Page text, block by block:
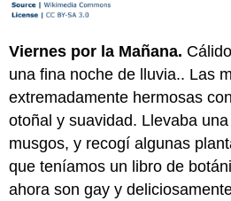
Viernes por la Mañana.
una fina noche de lluvia.. Las
extremadamente hermosas
otoñal y suavidad. Llevaba
musgos, y recogí algunas
que teníamos un libro de
ahora son gay y